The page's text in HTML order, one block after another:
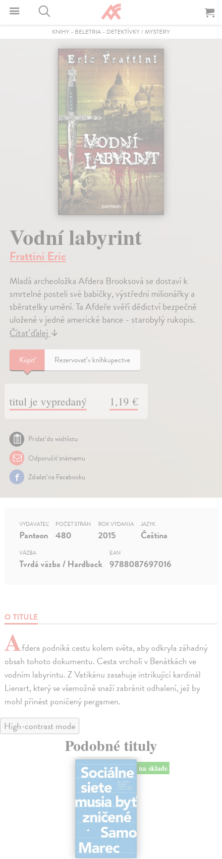
KNIHY - BELETRIA - DETEKTÍVKY / MYSTERY
Vodní labyrint
Frattini Eric
Mladá archeoložka Afdera Brooksová se dostaví k
smrtelné posteli své babičky, výstřední milionářky a
sběratelky umění. Ta Afdeře svěří dědictví bezpečně
uložené v jedné americké bance - starobylý rukopis.
Čítať ďalej↓
Kúpiť Rezervovať v kníhkupectve
titul je vypredaný 1,19 €
Pridať do wishlistu
Odporučiť známemu
Zdielať na Facebooku
O TITULE
Afdera podniká cestu kolem světa, aby odkryla záhadný
obsah tohoto dokumentu. Cesta vrcholí v Benátkách ve
vodním labyrintu. Z Vatikánu zasahuje intrikující kardinál
Lienart, který se všemožně snaží zabránit odhalení, jež by
mohl přinést poničený pergamen.
VYDAVATEĽ
Panteon
POČET STRÁN
480
ROK VYDANIA
2015
JAZYK
Čeština
VÄZBA
Tvrdá väzba / Hardback
EAN
9788087697016
High-contrast mode
Podobné tituly
na sklade